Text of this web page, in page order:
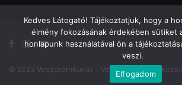
© 2023 VeszprémKukac - Veszprém online
Kedves Látogató! Tájékoztatjuk, hogy a
élmény fokozásának érdekében sütiket
honlapunk használatával ön a
veszi.
Elfogadom